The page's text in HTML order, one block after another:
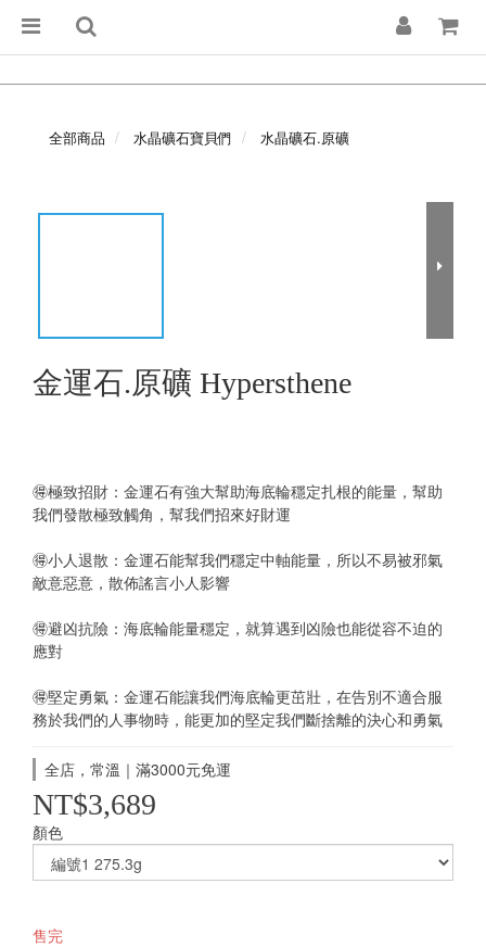
全部商品 水晶礦石寶貝們 水晶礦石.原礦
金運石.原礦 Hypersthene
🉐極致招財：金運石有強大幫助海底輪穩定扎根的能量，幫助
我們發散極致觸角，幫我們招來好財運
🉐小人退散：金運石能幫我們穩定中軸能量，所以不易被邪氣
敵意惡意，散佈謠言小人影響
🉐避凶抗險：海底輪能量穩定，就算遇到凶險也能從容不迫的
應對
🉐堅定勇氣：金運石能讓我們海底輪更茁壯，在告別不適合服
務於我們的人事物時，能更加的堅定我們斷捨離的決心和勇氣
全店，常溫｜滿3000元免運
NT$3,689
顏色
售完